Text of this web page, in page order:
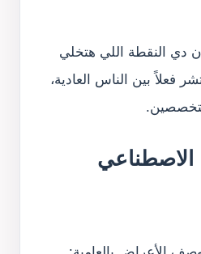
دي النقطة اللي هتخلي
فعلاً بين الناس العادية،
الاصطناعي